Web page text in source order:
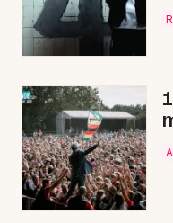
Nature dans l'
Nature en Occitanie